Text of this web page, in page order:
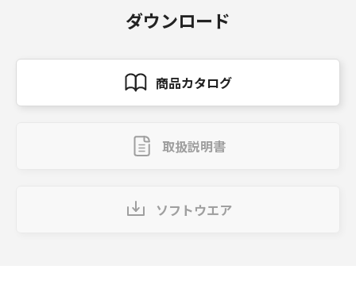
ダウンロード
商品カタログ
取扱説明書
ソフトウエア